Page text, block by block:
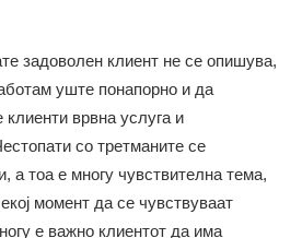
задоволен клиент не се опишува,
уште понапорно и да
врвна услуга и
со третманите се
а тоа е многу чувствителна тема,
момент да се чувствуваат
е важно клиентот да има